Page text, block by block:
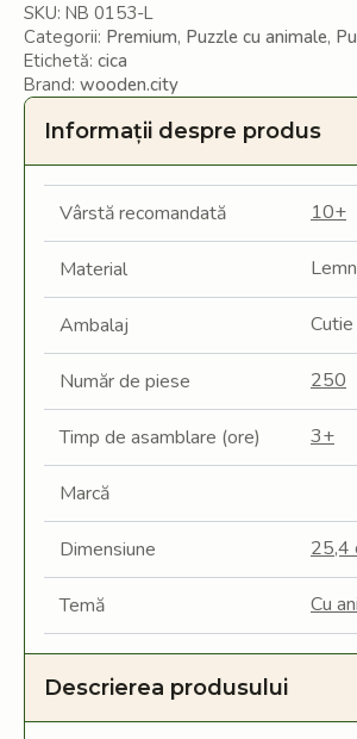
SKU: NB 0153-L
Categorii: Premium, Puzzle cu animale,
Etichetă: cica
Brand: wooden.city
Informații despre produs
Vârstă recomandată 10+
Material Lemn
Ambalaj
Număr de piese 250
Timp de asamblare (ore) 3+
Marcă
Dimensiune 25,4
Temă Cu
Descrierea produsului